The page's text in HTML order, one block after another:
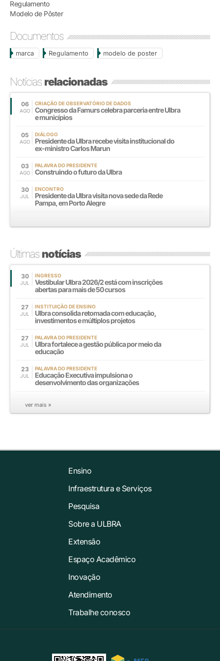
Regulamento
Modelo de Pôster
Documentos
marca Regulamento modelo de poster
Notíciasrelacionadas
06
AGO
CRIAÇÃO DE OBSERVATÓRIO DE DADOS
Congresso da Famurs celebra parceria entre Ulbra
e municípios
05
AGO
DIÁLOGO
Presidente da Ulbra recebe visita institucional do
ex-ministro Carlos Marun
03
AGO
PALAVRA DO PRESIDENTE
Construindo o futuro da Ulbra
30
JUL
ENCONTRO
Presidente da Ulbra visita nova sede da Rede
Pampa, em Porto Alegre
Últimasnotícias
30
JUL
INGRESSO
Vestibular Ulbra 2026/2 está com inscrições
abertas para mais de 50 cursos
27
JUL
INSTITUIÇÃO DE ENSINO
Ulbra consolida retomada com educação,
investimentos e múltiplos projetos
27
JUL
PALAVRA DO PRESIDENTE
Ulbra fortalece a gestão pública por meio da
educação
23
JUL
PALAVRA DO PRESIDENTE
Educação Executiva impulsiona o
desenvolvimento das organizações
ver mais »
Ensino
Infraestrutura e Serviços
Pesquisa
Sobre a ULBRA
Extensão
Espaço Acadêmico
Inovação
Atendimento
Trabalhe conosco